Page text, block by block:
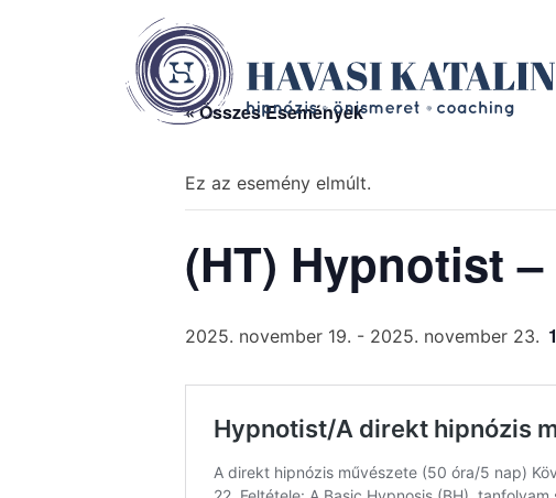
hipnózis, önismeret, coaching
« Összes Események
Ez az esemény elmúlt.
(HT) Hypnotist
2025. november 19. - 2025. november 23.